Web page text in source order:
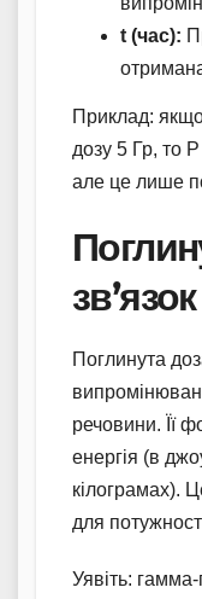
t (час):
Приклад:
дозу 5 Гр, то
але це лише
Поглинута
речовини. Її
енергія (в
кілограмах).
для
Уявіть: